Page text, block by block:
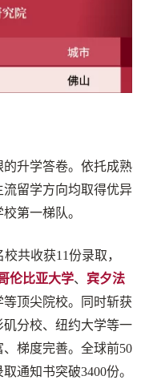
的升学答卷。依托成熟
留学方向均取得优异
第一梯队。
校共收获11份录取，
伦比亚大学、 宾夕法
等顶尖院校。同时斩获
分校、纽约大学等一
梯度完善。全球前50
通知书突破3400份。